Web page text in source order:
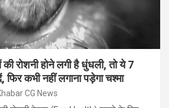
रोशनी होने लगी है धुंधली, तो ये 7
कभी नहीं लगाना पड़ेगा चश्मा
CG News